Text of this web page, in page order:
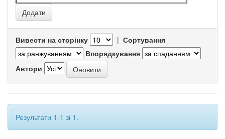
Вивести на сторінку | Сортування
Впорядкування
Автори
Результати 1-1 зі 1.